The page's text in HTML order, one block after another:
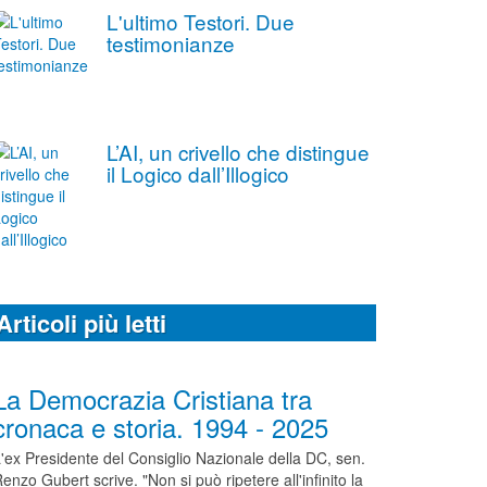
L'ultimo Testori. Due
testimonianze
L’AI, un crivello che distingue
il Logico dall’Illogico
più letti
Democrazia Cristiana tra
e storia. 1994 - 2025
Presidente del Consiglio Nazionale della DC, sen.
Gubert scrive. "Non si può ripetere all'infinito la